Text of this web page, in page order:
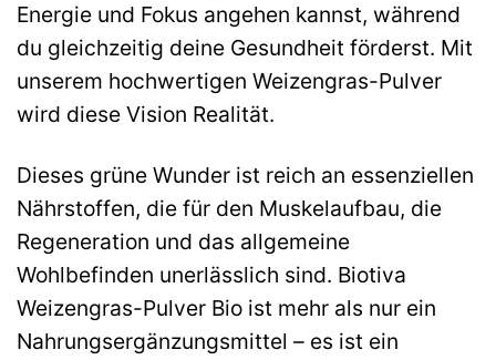
Energie und Fokus angehen kannst, während
du gleichzeitig deine Gesundheit förderst. Mit
unserem hochwertigen Weizengras-Pulver
wird diese Vision Realität.
Dieses grüne Wunder ist reich an essenziellen
Nährstoffen, die für den Muskelaufbau, die
Regeneration und das allgemeine
Wohlbefinden unerlässlich sind. Biotiva
Weizengras-Pulver Bio ist mehr als nur ein
Nahrungsergänzungsmittel – es ist ein